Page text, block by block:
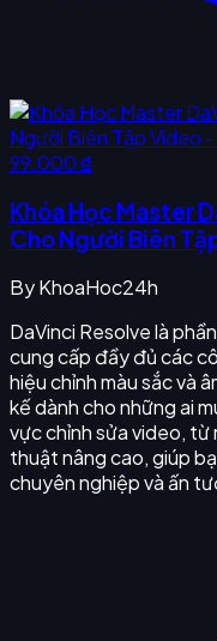
99.000 ₫
Khóa Học Master
Cho Người Biên
ByKhoaHoc24h
DaVinci Resolve là
cung cấp đầy đủ các
hiệu chỉnh màu sắc và
kế dành cho những ai
vực chỉnh sửa video,
thuật nâng cao, giúp
chuyên nghiệp và ấn